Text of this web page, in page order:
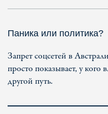
Паника или политика?
Запрет соцсетей в
просто показывает, у кого
другой путь.